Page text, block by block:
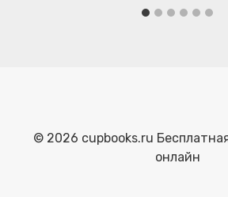
© 2026 cupbooks.ru
онлайн